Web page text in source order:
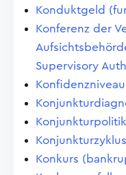
Konduktgeld
Konferenz der
Supervisory
Konkurs